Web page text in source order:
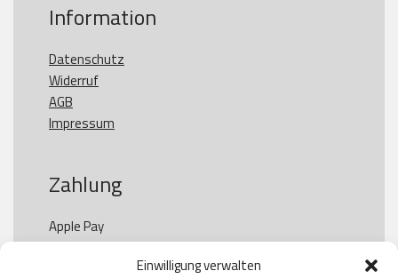
Einwilligung verwalten
Information
Datenschutz
Widerruf
AGB
Impressum
Zahlung
Apple Pay
Paypal